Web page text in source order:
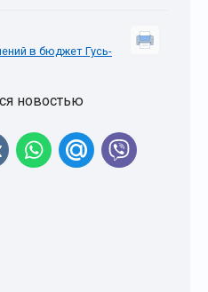
в бюджет Гусь-
новостью